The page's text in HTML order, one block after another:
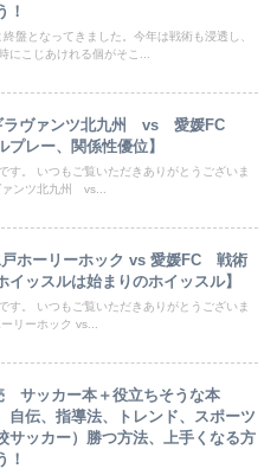
！
盤となってきました。今年は戦術も浸透し、
にこじあけれる個がそこ...
ヴァンツ北九州 vs 愛媛FC
プレー、関係性優位】
す。 いつもご覧いただきありがとうございま
ンツ北九州 vs...
ホーリーホック vs 愛媛FC 戦術
イッスルは始まりのホイッスル】
す。 いつもご覧いただきありがとうございま
リーホック vs...
サッカー本＋役立ちそうな本
自伝、指導法、トレンド、スポーツ
サッカー）勝つ方法、上手くなる方
！